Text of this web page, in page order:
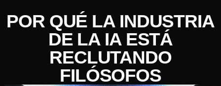
POR QUÉ LA INDUSTRIA
DE LA IA ESTÁ
RECLUTANDO
FILÓSOFOS